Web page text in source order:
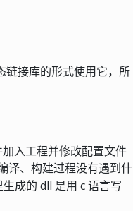
链接库的形式使用它，所
入工程并修改配置文件
译、构建过程没有遇到什
成的 dll 是用 c 语言写